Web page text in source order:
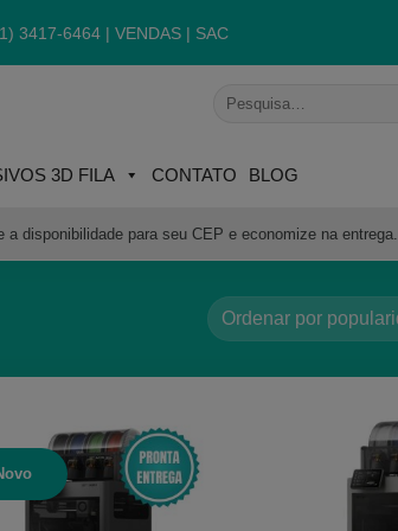
3417-6464 | VENDAS | SAC
Pesquisar
3D FILA CONTATO BLOG
disponibilidade para seu CEP e economize na entrega.